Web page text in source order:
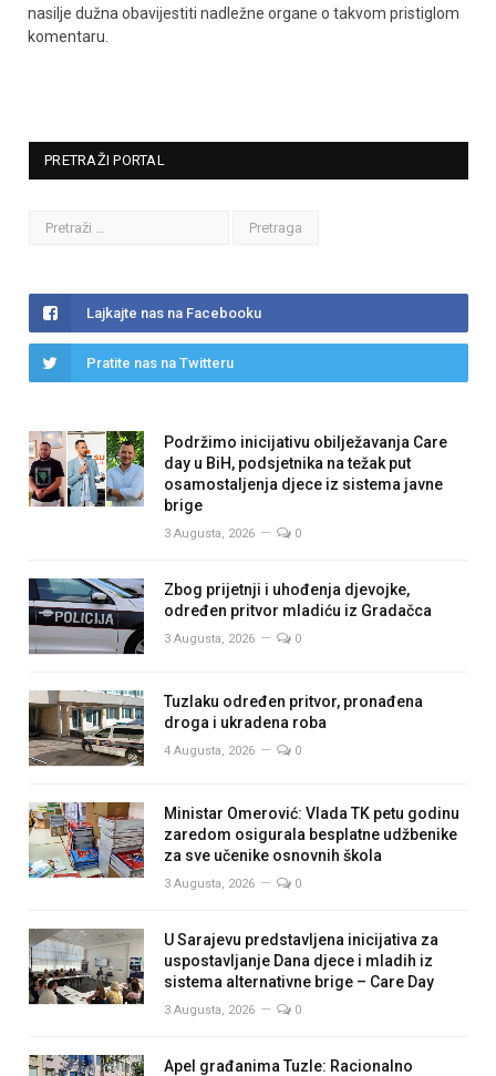
nasilje dužna obavijestiti nadležne organe o takvom pristiglom
komentaru.
PRETRAŽI PORTAL
Lajkajte nas na Facebooku
Pratite nas na Twitteru
Podržimo inicijativu obilježavanja Care
day u BiH, podsjetnika na težak put
osamostaljenja djece iz sistema javne
brige
3 Augusta, 2026 0
Zbog prijetnji i uhođenja djevojke,
određen pritvor mladiću iz Gradačca
3 Augusta, 2026 0
Tuzlaku određen pritvor, pronađena
droga i ukradena roba
4 Augusta, 2026 0
Ministar Omerović: Vlada TK petu godinu
zaredom osigurala besplatne udžbenike
za sve učenike osnovnih škola
3 Augusta, 2026 0
U Sarajevu predstavljena inicijativa za
uspostavljanje Dana djece i mladih iz
sistema alternativne brige – Care Day
3 Augusta, 2026 0
Apel građanima Tuzle: Racionalno